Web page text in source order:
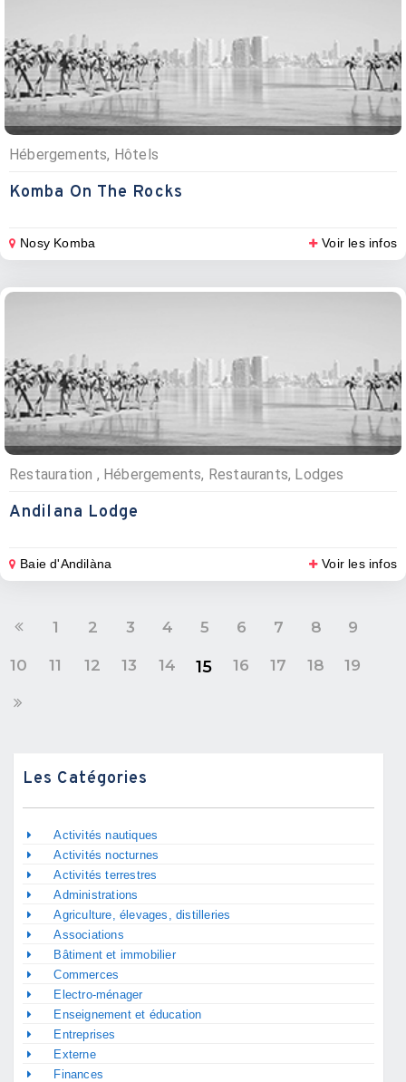
Hébergements, Hôtels
Komba On The Rocks
Nosy Komba Voir les infos
Restauration , Hébergements, Restaurants, Lodges
Andilana Lodge
Baie d'Andilàna Voir les infos
1 2 3 4 5 6 7 8 9
10 11 12 13 14 15 16 17 18 19
Les Catégories
Activités nautiques
Activités nocturnes
Activités terrestres
Administrations
Agriculture, élevages, distilleries
Associations
Bâtiment et immobilier
Commerces
Electro-ménager
Enseignement et éducation
Entreprises
Externe
Finances